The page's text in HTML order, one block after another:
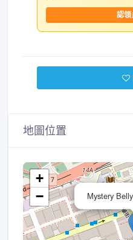
認
地圖位置
Mystery
+
−